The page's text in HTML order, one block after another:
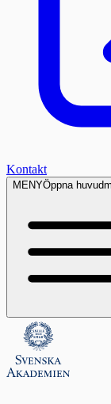
Kontakt
MENYÖppna